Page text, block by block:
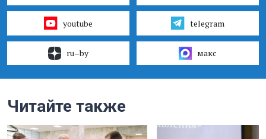
youtube telegram
ru–by макс
Читайте также